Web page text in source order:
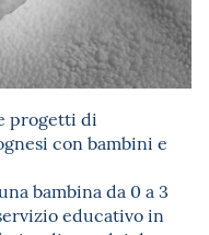
progetti di
con bambini e
bambina da 0 a 3
educativo in